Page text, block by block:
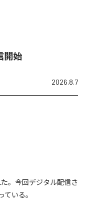
開始
2026.8.7
た。今回デジタル配信さ
ている。